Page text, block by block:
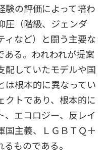
験の評価によって培わ
圧（階級、ジェンダ
ィなど）と闘う主要な
ある。われわれが提案
配していたモデルや国
は根本的に異なってい
クトであり、根本的に
、エコロジー、反レイ
国主義、ＬＧＢＴＱ＋
ものである。